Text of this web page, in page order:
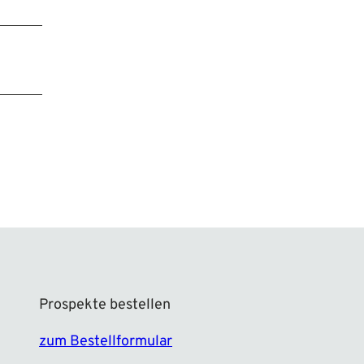
Prospekte bestellen
zum Bestellformular